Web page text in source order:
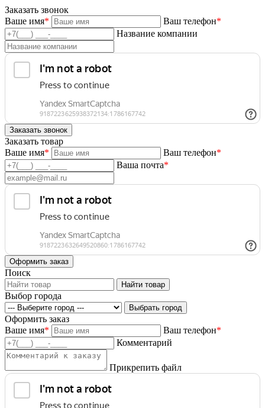
Заказать звонок
Ваше имя* Ваш телефон*
Название компании
Заказать товар
Ваше имя* Ваш телефон*
Ваша почта*
Поиск
Выбор города
Оформить заказ
Ваше имя* Ваш телефон*
Комментарий
Прикрепить файл